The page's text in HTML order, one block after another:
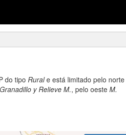
do tipo Rurale está limitado pelo norte
y Relieve M., pelo oeste M.